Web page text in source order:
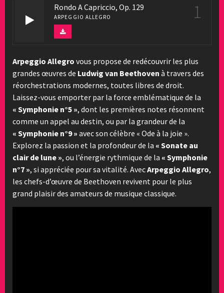
Rondo A Capriccio, Op. 129
ARPEGGIO ALLEGRO 1
Arpeggio Allegro vous propose de redécouvrir les plus
grandes œuvres de Ludwig van Beethoven à travers des
réorchestrations modernes, toutes libres de droit.
Laissez-vous emporter par la force emblématique de la
« Symphonie n°5 », dont les premières notes résonnent
comme un appel au destin, ou par la grandeur de la
« Symphonie n°9 » avec son célèbre « Ode à la joie ».
Explorez la passion et la profondeur de la « Sonate au
clair de lune », ou l’énergie rythmique de la « Symphonie
n°7 », si appréciée pour sa vitalité. AvecArpeggio Allegro,
les chefs-d’œuvre de Beethoven revivent pour le plus
grand plaisir des amateurs de musique classique.